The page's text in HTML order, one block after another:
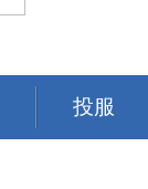
投服